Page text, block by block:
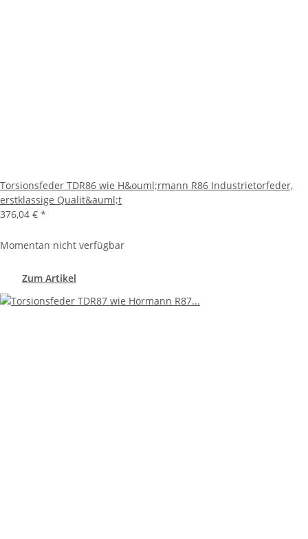
Torsionsfeder TDR86 wie H&ouml;rmann R86 Industrietorfeder,
erstklassige Qualit&auml;t
376,04 € *
Momentan nicht verfügbar
Zum Artikel